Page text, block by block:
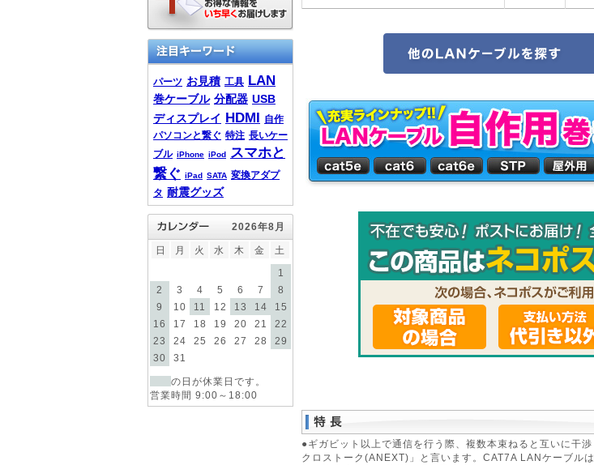
パーツ お見積 工具 LAN
巻ケーブル 分配器 USB
ディスプレイ HDMI 自作
パソコンと繋ぐ 特注 長いケー
ブル iPhone iPod スマホと
繋ぐ iPad SATA 変換アダプ
タ 耐震グッズ
2026年8月
日 月 火 水 木 金 土
1
2
3 4 5 6 7
8
9
10 11 12 13 14
15
16
17 18 19 20 21
22
23
24 25 26 27 28
29
30
31
の日が休業日です。
営業時間 9:00～18:00
●ギガビット以上で通信を行う際、複数本束ねると互いに干
クロストーク(ANEXT)」と言います。CAT7A LANケーブル